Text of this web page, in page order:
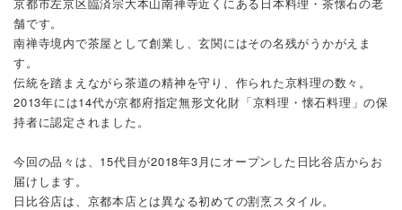
舗です。
南禅寺境内で茶屋として創業し、玄関にはその名残がうかがえま
す。
伝統を踏まえながら茶道の精神を守り、作られた京料理の数々。
2013年には14代が京都府指定無形文化財「京料理・懐石料理」の保
持者に認定されました。
今回の品々は、15代目が2018年3月にオープンした日比谷店からお
届けします。
日比谷店は、京都本店とは異なる初めての割烹スタイル。